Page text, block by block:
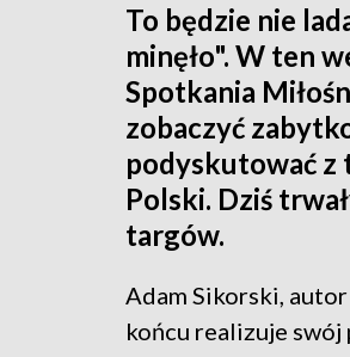
To będzie nie
minęło". W ten
Spotkania
zobaczyć
podyskutować z
Polski. Dziś
targów.
Adam Sikorski,
końcu realizuje swój